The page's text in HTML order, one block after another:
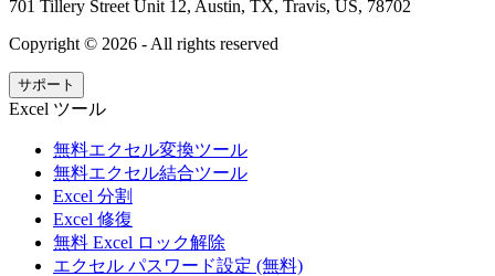
701 Tillery Street Unit 12, Austin, TX, Travis, US, 78702
Copyright © 2026 - All rights reserved
サポート
Excel ツール
無料エクセル変換ツール
無料エクセル結合ツール
Excel 分割
Excel 修復
無料 Excel ロック解除
エクセル パスワード設定 (無料)